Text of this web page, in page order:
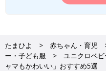
たまひよ 赤ちゃん・育児
ー・子ども服
ユニクロベ
ャマもかわいい」おすすめ5選